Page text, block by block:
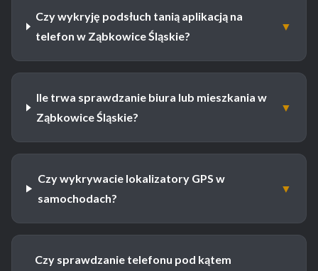
Czy wykryję podsłuch tanią aplikacją na
telefon w Ząbkowice Śląskie?
▼
Ile trwa sprawdzanie biura lub mieszkania w
Ząbkowice Śląskie?
▼
Czy wykrywacie lokalizatory GPS w
samochodach?
▼
Czy sprawdzanie telefonu pod kątem